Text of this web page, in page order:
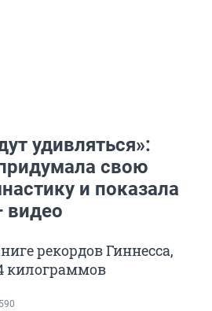
удивляться»:
свою
и показала
видео
рекордов Гиннесса,
килограммов